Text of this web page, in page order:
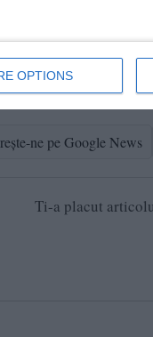
OPTIONS
public și sunt
escortat la
ne pe Google News
Ti-a placut